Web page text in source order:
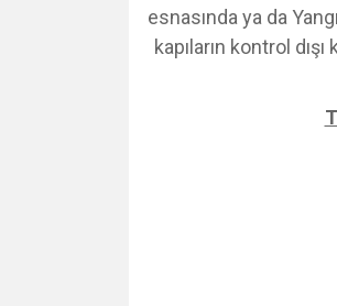
esnasında ya da
kapıların kontrol